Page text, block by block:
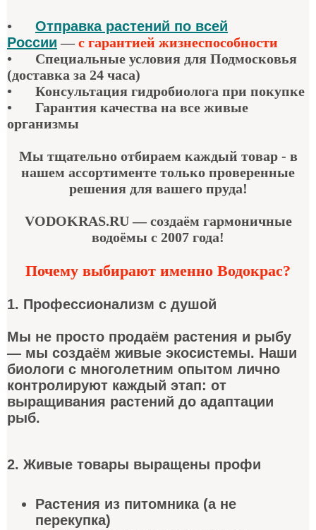
•
Отправка растений по всей
России —с гарантией жизнеспособности
•
Специальные условия для Подмосковья
(доставка за 24 часа)
•
Консультация гидробиолога при покупке
•
Гарантия качества на все живые
организмы
Мы тщательно отбираем каждый товар - в
нашем ассортименте только проверенные
решения для вашего пруда!
VODOKRAS.RU — создаём гармоничные
водоёмы с 2007 года!
Почему выбирают именно Водокрас?
1. Профессионализм с душой
Мы не просто продаём растения и рыбу
— мы создаём живые экосистемы. Наши
биологи с многолетним опытом лично
контролируют каждый этап: от
выращивания растений до адаптации
рыб.
2. Живые товары выращены профи
Растения из питомника (а не
перекупка)